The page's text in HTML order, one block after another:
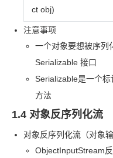
ct obj)
注意事项
一个对象要想被序列
Serializable 接口
Serializable是一个标
方法
1.4 对象反序列化流
对象反序列化流（对象
ObjectInputStream